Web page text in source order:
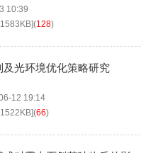
10:39
1583KB](128)
光环境优化策略研究
12 19:14
1522KB](66)